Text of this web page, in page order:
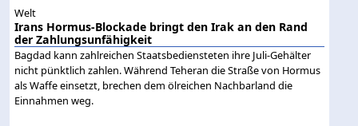
Welt
Irans Hormus-Blockade bringt den Irak an den Rand
der Zahlungsunfähigkeit
Bagdad kann zahlreichen Staatsbediensteten ihre Juli-Gehälter
nicht pünktlich zahlen. Während Teheran die Straße von Hormus
als Waffe einsetzt, brechen dem ölreichen Nachbarland die
Einnahmen weg.